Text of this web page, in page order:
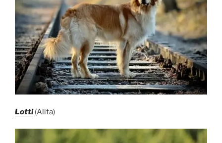
Lotti(Alita)